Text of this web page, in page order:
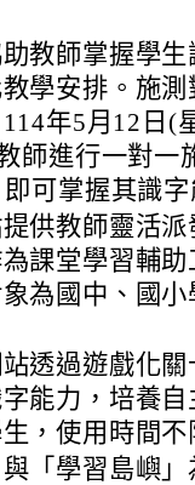
教師掌握學
學安排。施
年5月12日(
師進行一對一
可掌握其識
供教師靈活
課堂學習輔
為國中、國
透過遊戲化
能力，培養
，使用時間不
與「學習島嶼